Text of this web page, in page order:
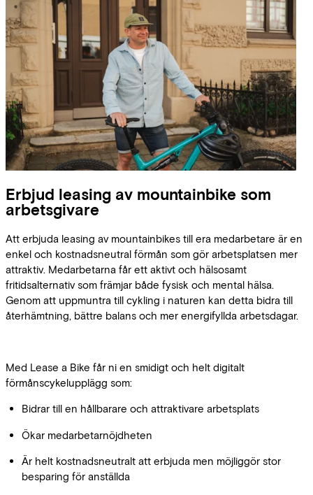
Erbjud leasing av mountainbike som
arbetsgivare
Att erbjuda leasing av mountainbikes till era medarbetare är en
enkel och kostnadsneutral förmån som gör arbetsplatsen mer
attraktiv. Medarbetarna får ett aktivt och hälsosamt
fritidsalternativ som främjar både fysisk och mental hälsa.
Genom att uppmuntra till cykling i naturen kan detta bidra till
återhämtning, bättre balans och mer energifyllda arbetsdagar.
Med Lease a Bike får ni en smidigt och helt digitalt
förmånscykelupplägg som:
Bidrar till en hållbarare och attraktivare arbetsplats
Ökar medarbetarnöjdheten
Är helt kostnadsneutralt att erbjuda men möjliggör stor
besparing för anställda